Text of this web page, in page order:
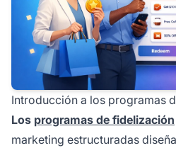
Introducción a los programas
Los programas de fidelización
marketing estructuradas